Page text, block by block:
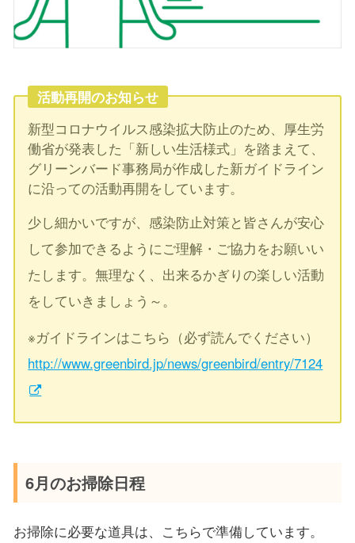
活動再開のお知らせ
新型コロナウイルス感染拡大防止のため、厚生労
働省が発表した「新しい生活様式」を踏まえて、
グリーンバード事務局が作成した新ガイドライン
に沿っての活動再開をしています。
少し細かいですが、感染防止対策と皆さんが安心
して参加できるようにご理解・ご協力をお願いい
たします。無理なく、出来るかぎりの楽しい活動
をしていきましょう～。
※ガイドラインはこちら（必ず読んでください）
http://www.greenbird.jp/news/greenbird/entry/7124
6月のお掃除日程
お掃除に必要な道具は、こちらで準備しています。